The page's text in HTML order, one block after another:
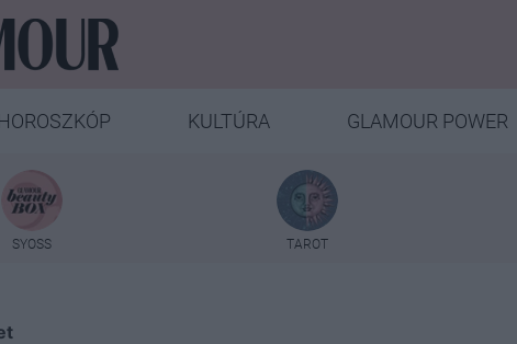
KULTÚRA GLAMOUR POWER
SYOSS TAROT